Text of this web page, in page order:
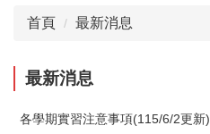
首頁 最新消息
最新消息
各學期實習注意事項(115/6/2更新)